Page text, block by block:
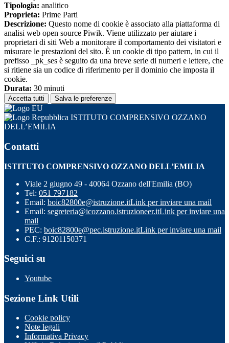
Tipologia: analitico
Proprieta: Prime Parti
Descrizione: Questo nome di cookie è associato alla piattaforma di
analisi web open source Piwik. Viene utilizzato per aiutare i
proprietari di siti Web a monitorare il comportamento dei visitatori e
misurare le prestazioni del sito. È un cookie di tipo pattern, in cui il
prefisso _pk_ses è seguito da una breve serie di numeri e lettere, che
si ritiene sia un codice di riferimento per il dominio che imposta il
cookie.
Durata: 30 minuti
Accetta tutti Salva le preferenze
ISTITUTO COMPRENSIVO OZZANO
DELL’EMILIA
Contatti
ISTITUTO COMPRENSIVO OZZANO DELL’EMILIA
Viale 2 giugno 49 - 40064 Ozzano dell'Emilia (BO)
Tel: 051 797182
Email: boic82800e@istruzione.itLink per inviare una mail
Email: segreteria@icozzano.istruzioneer.itLink per inviare una
mail
PEC: boic82800e@pec.istruzione.itLink per inviare una mail
C.F.: 91201150371
Seguici su
Youtube
Sezione Link Utili
Cookie policy
Note legali
Informativa Privacy